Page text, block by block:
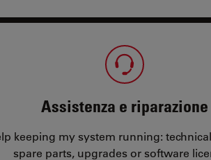
Assistenza e riparazione
keeping my system running:
spare parts, upgrades or software